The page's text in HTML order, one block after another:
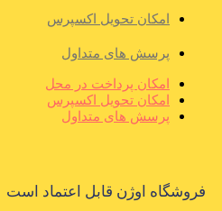
امکان تحویل اکسپرس
پرسش های متداول
امکان پرداخت در محل
امکان تحویل اکسپرس
پرسش های متداول
فروشگاه اوژن قابل اعتماد است